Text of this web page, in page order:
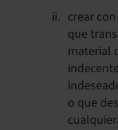
crear
que
material
o que